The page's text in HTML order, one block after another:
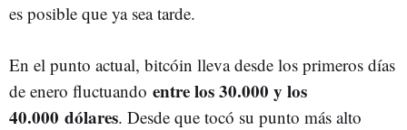
es posible que ya sea tarde.
En el punto actual, bitcóin lleva desde los primeros días
de enero fluctuando entre los 30.000 y los
40.000 dólares. Desde que tocó su punto más alto